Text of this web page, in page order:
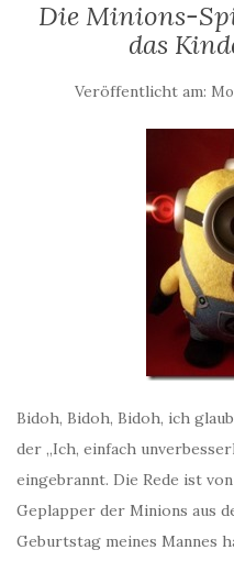
Die Minions-
das
Veröffentlicht am:
Bidoh, Bidoh, Bidoh, ich
der „Ich, einfach
eingebrannt. Die Rede ist
Geplapper der Minions aus
Geburtstag meines Mannes